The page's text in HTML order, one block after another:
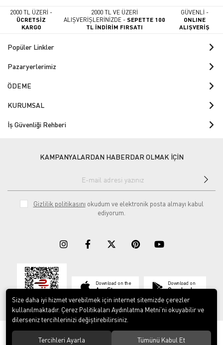
2000 TL ÜZERİ -
ÜCRETSİZ
KARGO
2000 TL VE ÜZERİ
ALIŞVERİŞLERİNİZDE -SEPETTE 100
TL İNDİRİM FIRSATI
GÜVENLİ -
ONLINE
ALIŞVERİŞ
Popüler Linkler
Pazaryerlerimiz
ÖDEME
KURUMSAL
İş Güvenliği Rehberi
KAMPANYALARDAN HABERDAR OLMAK İÇİN
Gizlilik politikasını okudum ve elektronik posta almayı kabul
ediyorum.
Download on the
App Store
Download on
Google play
© 2023ERY İş Güvenliği Ekipmanları. Tüm hakları saklıdır.
Size daha iyi hizmet verebilmek için internet sitemizde çerezler
kullanılmaktadır. Çerez Politikaları Aydınlatma Metni’ni okuyabilir ve
dilerseniz tercihlerinizi değiştirebilirsiniz.
Tercihleri Ayarla Tümünü Kabul Et